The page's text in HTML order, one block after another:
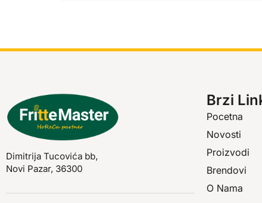
Dimitrija Tucovića bb,
Novi Pazar, 36300
Brzi
Pocetna
Novosti
Proizvodi
Brendovi
O Nama